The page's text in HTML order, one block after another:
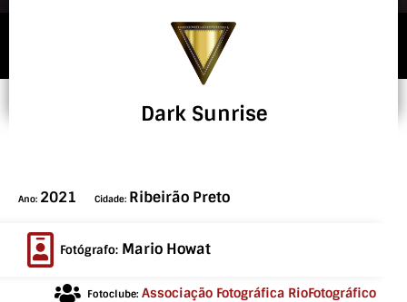
Dark Sunrise
Ano: 2021 Cidade: Ribeirão Preto
Fotógrafo: Mario Howat
Fotoclube: Associação Fotográfica RioFotográfico